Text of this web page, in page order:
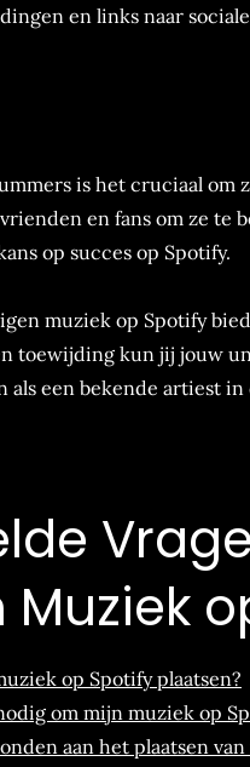
en links naar
is het cruciaal om
en fans om ze
op succes op Spotify.
muziek op Spotify
toewijding kun jij jouw
als een bekende artiest
Muziek
op Spotify plaatsen?
om mijn muziek op
aan het plaatsen